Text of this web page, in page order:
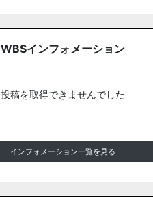
WBSインフォメーション
投稿を取得できませんでした
インフォメーション一覧を見る